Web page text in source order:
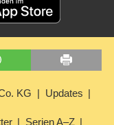
KG Updates
Serien A–Z